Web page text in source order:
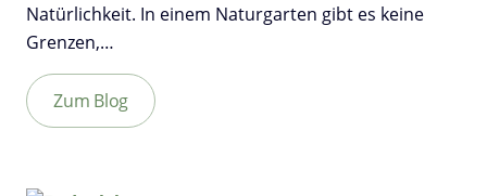
Natürlichkeit. In einem Naturgarten gibt es keine
Grenzen,…
Zum Blog